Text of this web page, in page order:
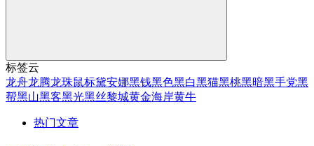
标签云
龙舟龙腾龙珠鼠标黛安娜黑钱黑色黑白黑猫黑桃黑暗黑手党黑
帮黑山黑客黑光黑丝黎城黄金海岸黄牛
热门文章